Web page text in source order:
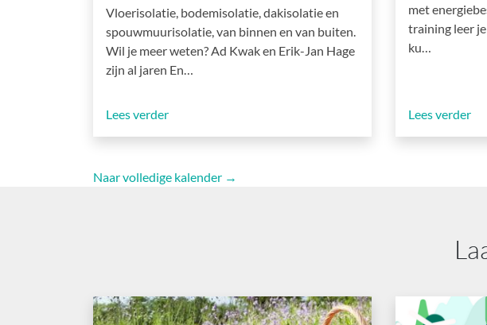
Vloerisolatie, bodemisolatie, dakisolatie en
spouwmuurisolatie, van binnen en van buiten.
Wil je meer weten? Ad Kwak en Erik-Jan Hage
zijn al jaren En…
Lees verder
met
training leer
ku…
Lees verder
Naar volledige kalender →